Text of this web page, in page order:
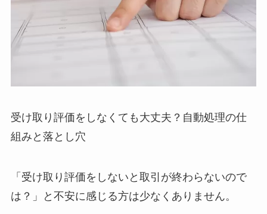
受け取り評価をしなくても大丈夫？自動処理の仕
組みと落とし穴
「受け取り評価をしないと取引が終わらないので
は？」と不安に感じる方は少なくありません。